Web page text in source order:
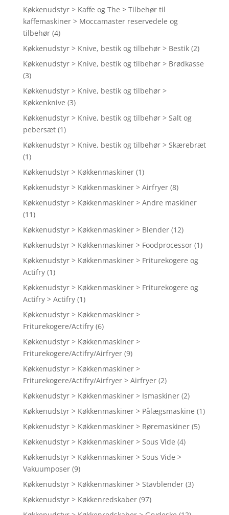
Køkkenudstyr > Kaffe og The > Tilbehør til
kaffemaskiner > Moccamaster reservedele og
tilbehør (4)
Køkkenudstyr > Knive, bestik og tilbehør > Bestik (2)
Køkkenudstyr > Knive, bestik og tilbehør > Brødkasse
(3)
Køkkenudstyr > Knive, bestik og tilbehør >
Køkkenknive (3)
Køkkenudstyr > Knive, bestik og tilbehør > Salt og
pebersæt (1)
Køkkenudstyr > Knive, bestik og tilbehør > Skærebræt
(1)
Køkkenudstyr > Køkkenmaskiner (1)
Køkkenudstyr > Køkkenmaskiner > Airfryer (8)
Køkkenudstyr > Køkkenmaskiner > Andre maskiner
(11)
Køkkenudstyr > Køkkenmaskiner > Blender (12)
Køkkenudstyr > Køkkenmaskiner > Foodprocessor (1)
Køkkenudstyr > Køkkenmaskiner > Friturekogere og
Actifry (1)
Køkkenudstyr > Køkkenmaskiner > Friturekogere og
Actifry > Actifry (1)
Køkkenudstyr > Køkkenmaskiner >
Friturekogere/Actifry (6)
Køkkenudstyr > Køkkenmaskiner >
Friturekogere/Actifry/Airfryer (9)
Køkkenudstyr > Køkkenmaskiner >
Friturekogere/Actifry/Airfryer > Airfryer (2)
Køkkenudstyr > Køkkenmaskiner > Ismaskiner (2)
Køkkenudstyr > Køkkenmaskiner > Pålægsmaskine (1)
Køkkenudstyr > Køkkenmaskiner > Røremaskiner (5)
Køkkenudstyr > Køkkenmaskiner > Sous Vide (4)
Køkkenudstyr > Køkkenmaskiner > Sous Vide >
Vakuumposer (9)
Køkkenudstyr > Køkkenmaskiner > Stavblender (3)
Køkkenudstyr > Køkkenredskaber (97)